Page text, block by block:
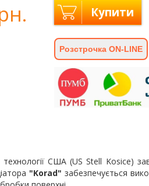
Купити
Розстрочка ON-LINE
технології США (US Stell Kosice)
"Korad" забезпечується